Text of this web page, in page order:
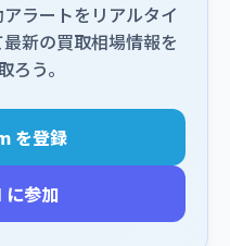
ラートをリアルタイ
新の買取相場情報を
ろう。
を登録
参加